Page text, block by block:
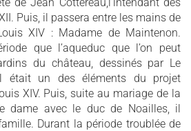
Puis, il passera entre les mains de
XIV : Madame de Maintenon.
que l’aqueduc que l’on peut
du château, dessinés par Le
était un des éléments du projet
XIV. Puis, suite au mariage de la
dame avec le duc de Noailles, il
Durant la période troublée de